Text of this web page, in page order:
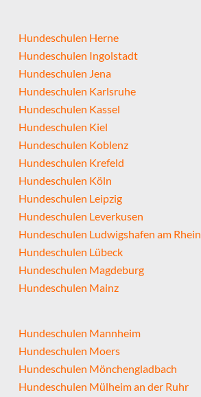
Hundeschulen Herne
Hundeschulen Ingolstadt
Hundeschulen Jena
Hundeschulen Karlsruhe
Hundeschulen Kassel
Hundeschulen Kiel
Hundeschulen Koblenz
Hundeschulen Krefeld
Hundeschulen Köln
Hundeschulen Leipzig
Hundeschulen Leverkusen
Hundeschulen Ludwigshafen am Rhein
Hundeschulen Lübeck
Hundeschulen Magdeburg
Hundeschulen Mainz
Hundeschulen Mannheim
Hundeschulen Moers
Hundeschulen Mönchengladbach
Hundeschulen Mülheim an der Ruhr